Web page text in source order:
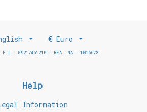
€ Euro
P.I.: 09217461210 - REA: NA - 1016678
Help
Information